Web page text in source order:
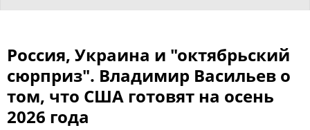
Россия, Украина и "октябрьский
сюрприз". Владимир Васильев о
том, что США готовят на осень
2026 года